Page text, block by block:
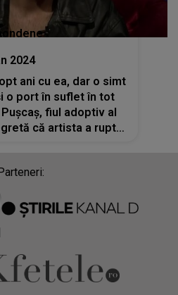
2024
ani cu ea, dar o simt
o port în suflet în tot
fiul adoptiv al
că artista a rupt